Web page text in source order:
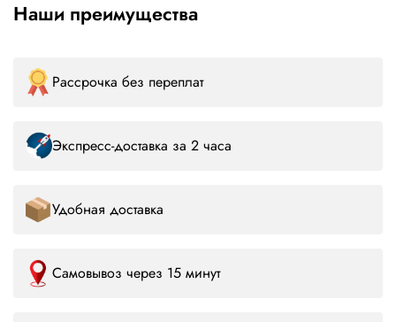
Наши преимущества
Рассрочка без переплат
Экспресс-доставка за 2 часа
Удобная доставка
Самовывоз через 15 минут